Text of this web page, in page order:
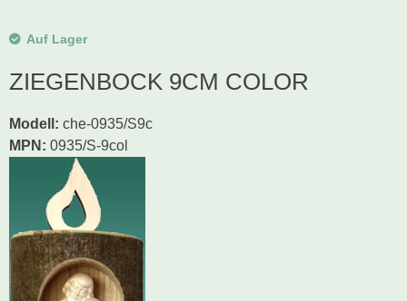
Auf Lager
ZIEGENBOCK 9CM COLOR
Modell : che-0935/S9c
MPN: 0935/S-9col